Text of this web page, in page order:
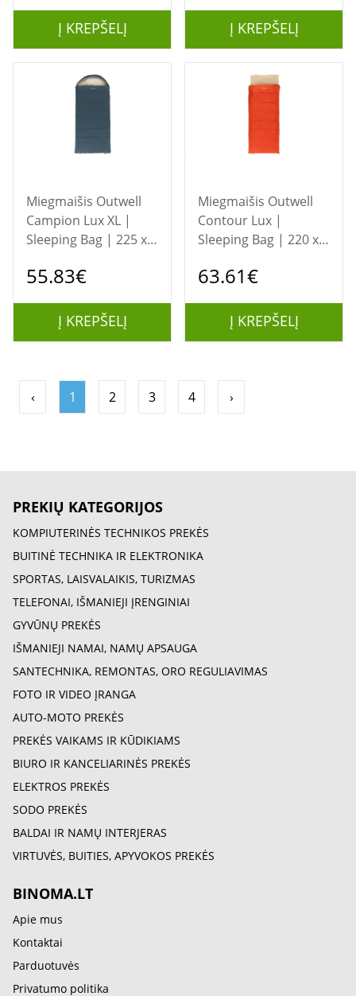
autolockĮ KREPŠELĮ
°C | Two-way open-
end, L-shaped,
autolock
Į KREPŠELĮ
Miegmaišis Outwell
Campion Lux XL |
Sleeping Bag | 225 x
Temperature -16 to 5
auto lock, L-shape
55.83€
Į KREPŠELĮ
Miegmaišis Outwell
Contour Lux |
Sleeping Bag | 220 x
shape open-end with
63.61€
Į KREPŠELĮ
‹ 1 2 3 4 ›
PREKIŲ KATEGORIJOS
KOMPIUTERINĖS TECHNIKOS PREKĖS
BUITINĖ TECHNIKA IR ELEKTRONIKA
SPORTAS, LAISVALAIKIS, TURIZMAS
TELEFONAI, IŠMANIEJI ĮRENGINIAI
GYVŪNŲ PREKĖS
IŠMANIEJI NAMAI, NAMŲ APSAUGA
SANTECHNIKA, REMONTAS, ORO REGULIAVIMAS
FOTO IR VIDEO ĮRANGA
AUTO-MOTO PREKĖS
PREKĖS VAIKAMS IR KŪDIKIAMS
BIURO IR KANCELIARINĖS PREKĖS
ELEKTROS PREKĖS
SODO PREKĖS
BALDAI IR NAMŲ INTERJERAS
VIRTUVĖS, BUITIES, APYVOKOS PREKĖS
BINOMA.LT
Apie mus
Kontaktai
Parduotuvės
Privatumo politika